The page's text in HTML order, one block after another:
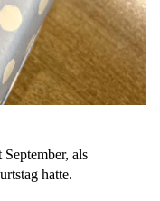
als
hatte.